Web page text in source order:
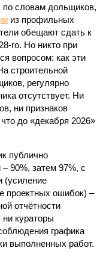
по словам дольщиков,
из профильных
обещают сдать к
го. Но никто при
вопросом: как эти
строительной
регулярно
отсутствует. Ни
ни признаков
до «декабря 2026»
публично
– 90%, затем 97%, с
(усиление
проектных ошибок) –
отчётности
кураторы
графика
выполненных работ.